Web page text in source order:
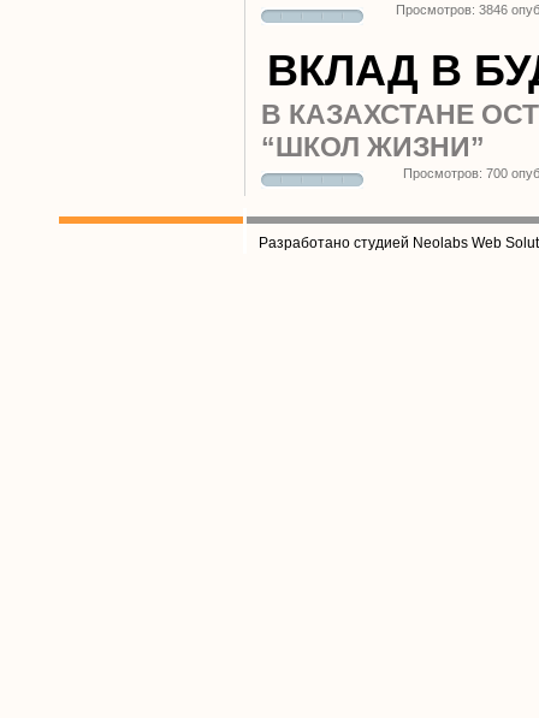
Просмотров: 3846
ВКЛАД В
В КАЗАХСТАНЕ
“ШКОЛ ЖИЗНИ”
Просмотров: 700
Разработано студией Neolabs Web